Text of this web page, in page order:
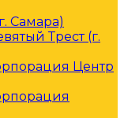
Самара)
Трест (г.
Центр